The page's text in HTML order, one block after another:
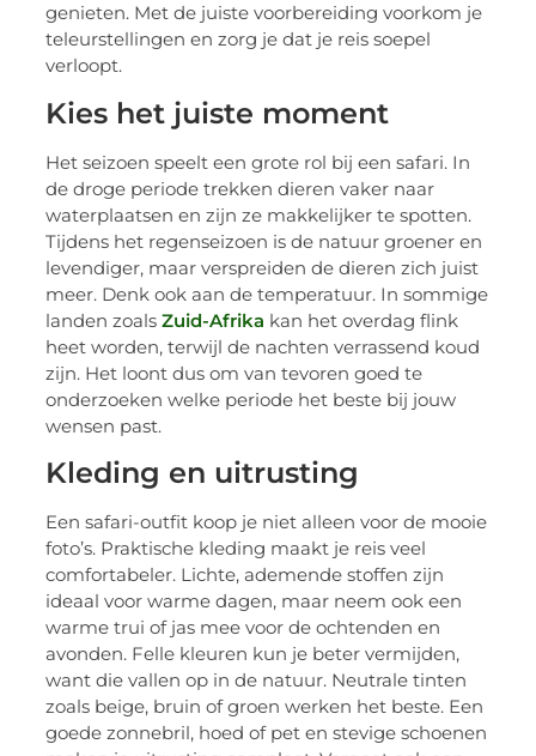
genieten. Met de juiste voorbereiding voorkom je
teleurstellingen en zorg je dat je reis soepel
verloopt.
Kies het juiste moment
Het seizoen speelt een grote rol bij een safari. In
de droge periode trekken dieren vaker naar
waterplaatsen en zijn ze makkelijker te spotten.
Tijdens het regenseizoen is de natuur groener en
levendiger, maar verspreiden de dieren zich juist
meer. Denk ook aan de temperatuur. In sommige
landen zoalsZuid-Afrika kan het overdag flink
heet worden, terwijl de nachten verrassend koud
zijn. Het loont dus om van tevoren goed te
onderzoeken welke periode het beste bij jouw
wensen past.
Kleding en uitrusting
Een safari-outfit koop je niet alleen voor de mooie
foto’s. Praktische kleding maakt je reis veel
comfortabeler. Lichte, ademende stoffen zijn
ideaal voor warme dagen, maar neem ook een
warme trui of jas mee voor de ochtenden en
avonden. Felle kleuren kun je beter vermijden,
want die vallen op in de natuur. Neutrale tinten
zoals beige, bruin of groen werken het beste. Een
goede zonnebril, hoed of pet en stevige schoenen